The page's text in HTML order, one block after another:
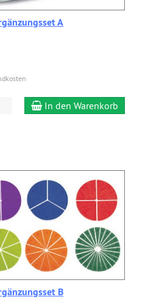
A
In den Warenkorb
B